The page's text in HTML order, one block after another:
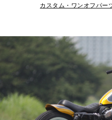
カスタム・ワンオフパー